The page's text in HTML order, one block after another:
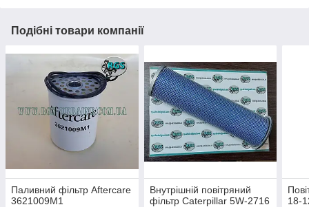
Подібні товари компанії
Паливний фільтр Aftercare
3621009M1
Внутрішній повітряний
фільтр Caterpillar 5W-2716
18-